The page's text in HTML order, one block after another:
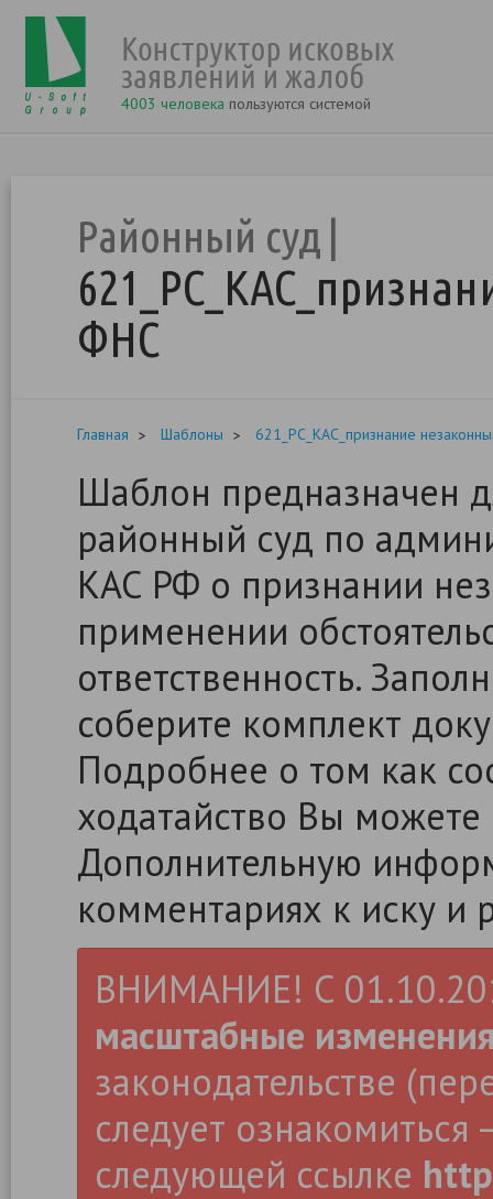
4003 человека пользуются системой
Районный суд
ФНС
Главная Шаблоны 621_РС_КАС_признание
Шаблон предназначен
районный суд по
КАС РФ о признании
применении
ответственность.
соберите комплект
Подробнее о том как
ходатайство Вы
Дополнительную
комментариях к иску и
ВНИМАНИЕ! С
масштабные
законодательстве
следует ознакомиться
следующей ссылке